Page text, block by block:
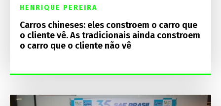
HENRIQUE PEREIRA
Carros chineses: eles constroem o carro que
o cliente vê. As tradicionais ainda constroem
o carro que o cliente não vê